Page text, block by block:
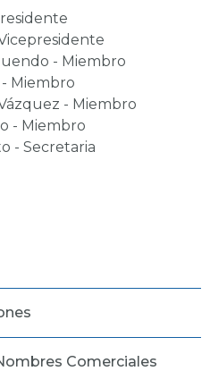
- Miembro
- Miembro
- Miembro
- Miembro
- Secretaria
Comerciales